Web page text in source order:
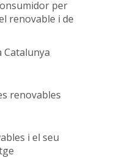
per
renovable i de
Catalunya
renovables
i el seu